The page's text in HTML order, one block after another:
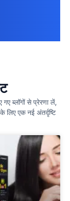
ब्लॉगों से प्रेरणा लें,
एक नई अंतर्दृष्टि